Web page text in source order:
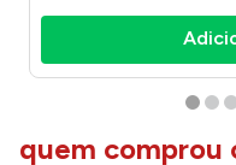
quem comprou